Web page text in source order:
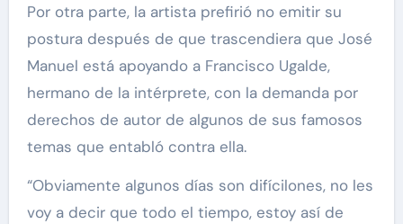
Por otra parte, la artista prefirió no emitir su
postura después de que trascendiera que José
Manuel está apoyando a Francisco Ugalde,
hermano de la intérprete, con la demanda por
derechos de autor de algunos de sus famosos
temas que entabló contra ella.
“Obviamente algunos días son difícilones, no les
voy a decir que todo el tiempo, estoy así de